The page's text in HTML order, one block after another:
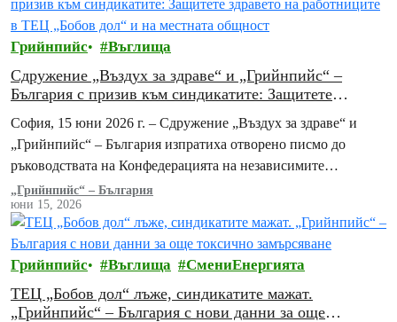
Грийнпийс Въглища
Сдружение „Въздух за здраве“ и „Грийнпийс“ –
България с призив към синдикатите: Защитете
местната общност
София, 15 юни 2026 г. – Сдружение „Въздух за здраве“ и
„Грийнпийс“ – България изпратиха отворено писмо до
ръководствата на Конфедерацията на независимите
синдикати на България (КНСБ) и на Конфедерацията…
„Грийнпийс“ – България
юни 15, 2026
Грийнпийс Въглища СмениЕнергията
ТЕЦ „Бобов дол“ лъже, синдикатите мажат.
„Грийнпийс“ – България с нови данни за още